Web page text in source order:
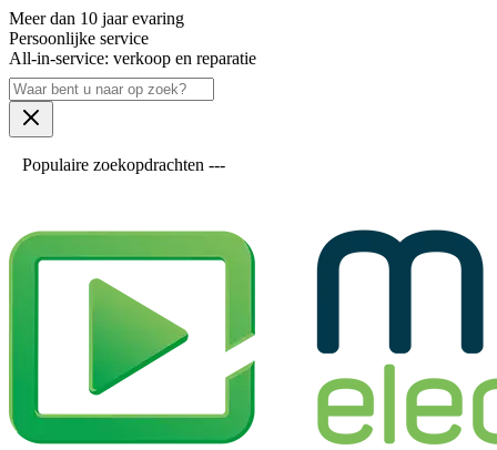
Meer dan 10 jaar evaring
Persoonlijke service
All-in-service: verkoop en reparatie
Populaire zoekopdrachten ---